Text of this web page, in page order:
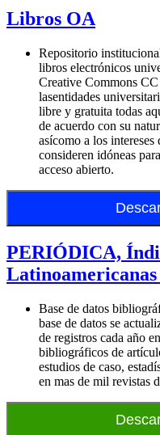
Libros OA
Repositorio
libros electrónicos
Creative Commons
lasentidades
libre y gratuita todas
de acuerdo con su
asícomo a los
consideren idóneas
acceso abierto.
PERIÓDICA,
Latinoamericanas
Base de datos
base de datos se
de registros cada año
bibliográficos de
estudios de caso,
en mas de mil revistas